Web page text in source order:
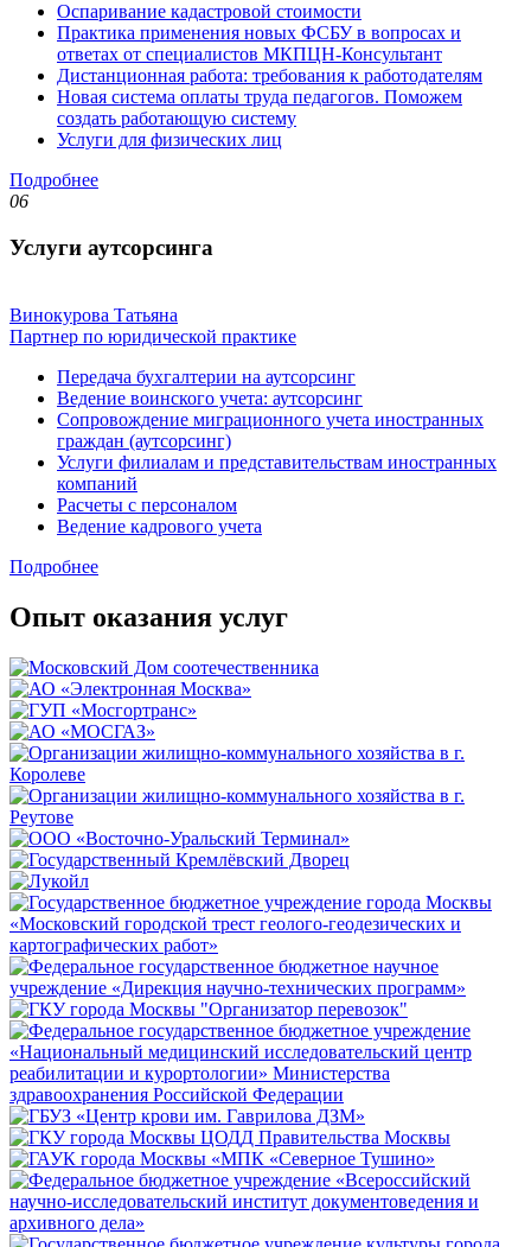
Оспаривание кадастровой стоимости
Практика применения новых ФСБУ в вопросах и
ответах от специалистов МКПЦН-Консультант
Дистанционная работа: требования к работодателям
Новая система оплаты труда педагогов. Поможем
создать работающую систему
Услуги для физических лиц
Подробнее
06
Услуги аутсорсинга
Винокурова Татьяна
Партнер по юридической практике
Передача бухгалтерии на аутсорсинг
Ведение воинского учета: аутсорсинг
Сопровождение миграционного учета иностранных
граждан (аутсорсинг)
Услуги филиалам и представительствам иностранных
компаний
Расчеты с персоналом
Ведение кадрового учета
Подробнее
Опыт оказания услуг